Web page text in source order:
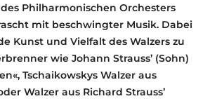
Philharmonischen Orchesters
mit beschwingter Musik. Dabei
Kunst und Vielfalt des Walzers zu
wie Johann Strauss’ (Sohn)
Tschaikowskys Walzer aus
Walzer aus Richard Strauss’